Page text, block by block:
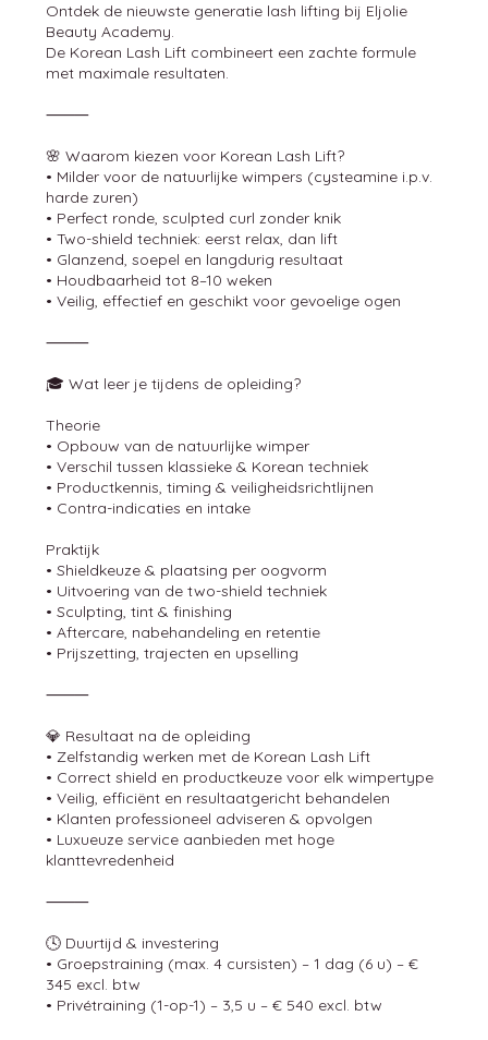
Ontdek de nieuwste generatie lash lifting bij Eljolie
Beauty Academy.
De Korean Lash Lift combineert een zachte formule
met maximale resultaten.
⸻
🌸 Waarom kiezen voor Korean Lash Lift?
• Milder voor de natuurlijke wimpers (cysteamine i.p.v.
harde zuren)
• Perfect ronde, sculpted curl zonder knik
• Two-shield techniek: eerst relax, dan lift
• Glanzend, soepel en langdurig resultaat
• Houdbaarheid tot 8–10 weken
• Veilig, effectief en geschikt voor gevoelige ogen
⸻
🎓 Wat leer je tijdens de opleiding?
Theorie
• Opbouw van de natuurlijke wimper
• Verschil tussen klassieke & Korean techniek
• Productkennis, timing & veiligheidsrichtlijnen
• Contra-indicaties en intake
Praktijk
• Shieldkeuze & plaatsing per oogvorm
• Uitvoering van de two-shield techniek
• Sculpting, tint & finishing
• Aftercare, nabehandeling en retentie
• Prijszetting, trajecten en upselling
⸻
💎 Resultaat na de opleiding
• Zelfstandig werken met de Korean Lash Lift
• Correct shield en productkeuze voor elk wimpertype
• Veilig, efficiënt en resultaatgericht behandelen
• Klanten professioneel adviseren & opvolgen
• Luxueuze service aanbieden met hoge
klanttevredenheid
⸻
🕓 Duurtijd & investering
• Groepstraining (max. 4 cursisten) – 1 dag (6 u) – €
345 excl. btw
• Privétraining (1-op-1) – 3,5 u – € 540 excl. btw